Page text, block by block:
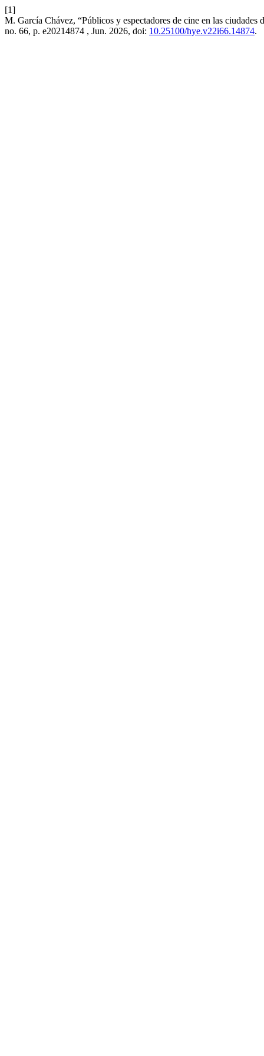
[1]
M. García Chávez, “Públicos y espectadores de cine en las
no. 66, p. e20214874 , Jun. 2026, doi: 10.25100/hye.v22i66.14874.